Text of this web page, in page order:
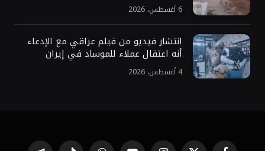
6 أغسطس، 2026
انتشار فيديو من فيلم عراقي مع الإدعاء
أنه اعتقال عملاء للموساد في إيران
4 أغسطس، 2026